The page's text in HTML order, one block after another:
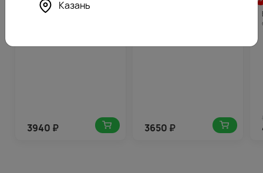
Букет из 9 гербер
3940 ₽ 3650 ₽
Казань